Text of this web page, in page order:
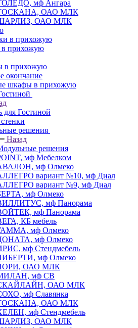
мф Ангара
ОАО МЛК
ОАО МЛК
в прихожую
прихожую
в прихожую
окончание
шкафы в прихожую
для Гостиной
решения
Назад
решения
мф Мебелком
мф Олмеко
вариант №10, мф Диал
вариант №9, мф Диал
мф Олмеко
мф Панорама
мф Панорама
КБ мебель
мф Олмеко
мф Олмеко
мф Стендмебель
мф Олмеко
ОАО МЛК
мф СВ
ОАО МЛК
мф Славянка
ОАО МЛК
мф Стендмебель
ОАО МЛК